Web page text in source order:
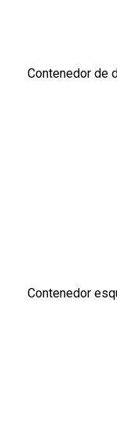
Contenedor de
Contenedor